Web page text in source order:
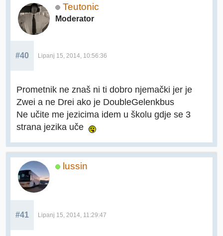
Teutonic
Moderator
#40 Lipanj 15, 2014, 10:56:36
Prometnik ne znaš ni ti dobro njemački jer je
Zwei a ne Drei ako je DoubleGelenkbus
Ne učite me jezicima idem u školu gdje se 3
strana jezika uče
lussin
#41 Lipanj 15, 2014, 11:29:47